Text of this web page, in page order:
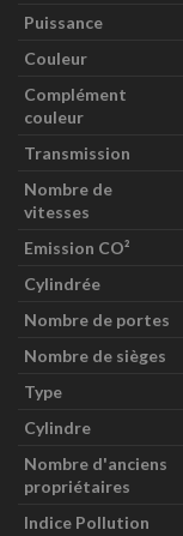
Puissance
Couleur
Complément
couleur
Transmission
Nombre de
vitesses
Emission CO²
Cylindrée
Nombre de portes
Nombre de sièges
Type
Cylindre
Nombre d'anciens
propriétaires
Indice Pollution